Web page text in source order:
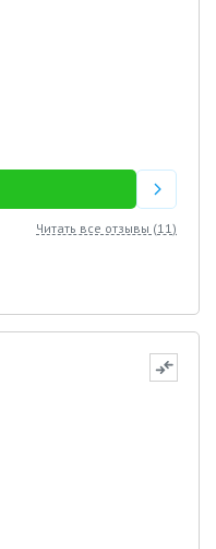
Читать все отзывы (11)